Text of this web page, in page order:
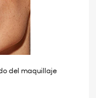
del maquillaje